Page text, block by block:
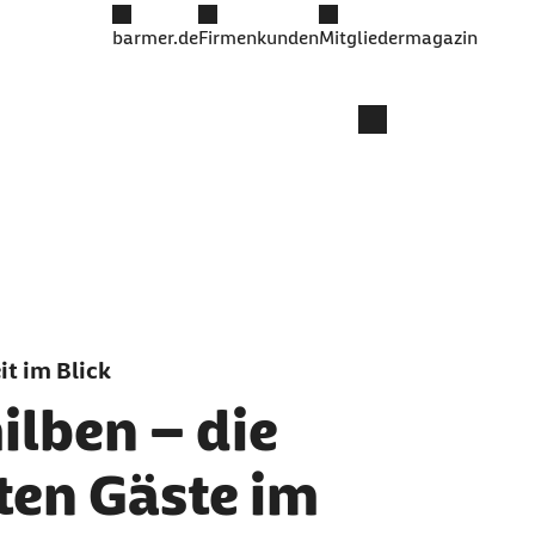
barmer.deFirmenkundenMitgliedermagazin
im Blick
– die
Gäste im